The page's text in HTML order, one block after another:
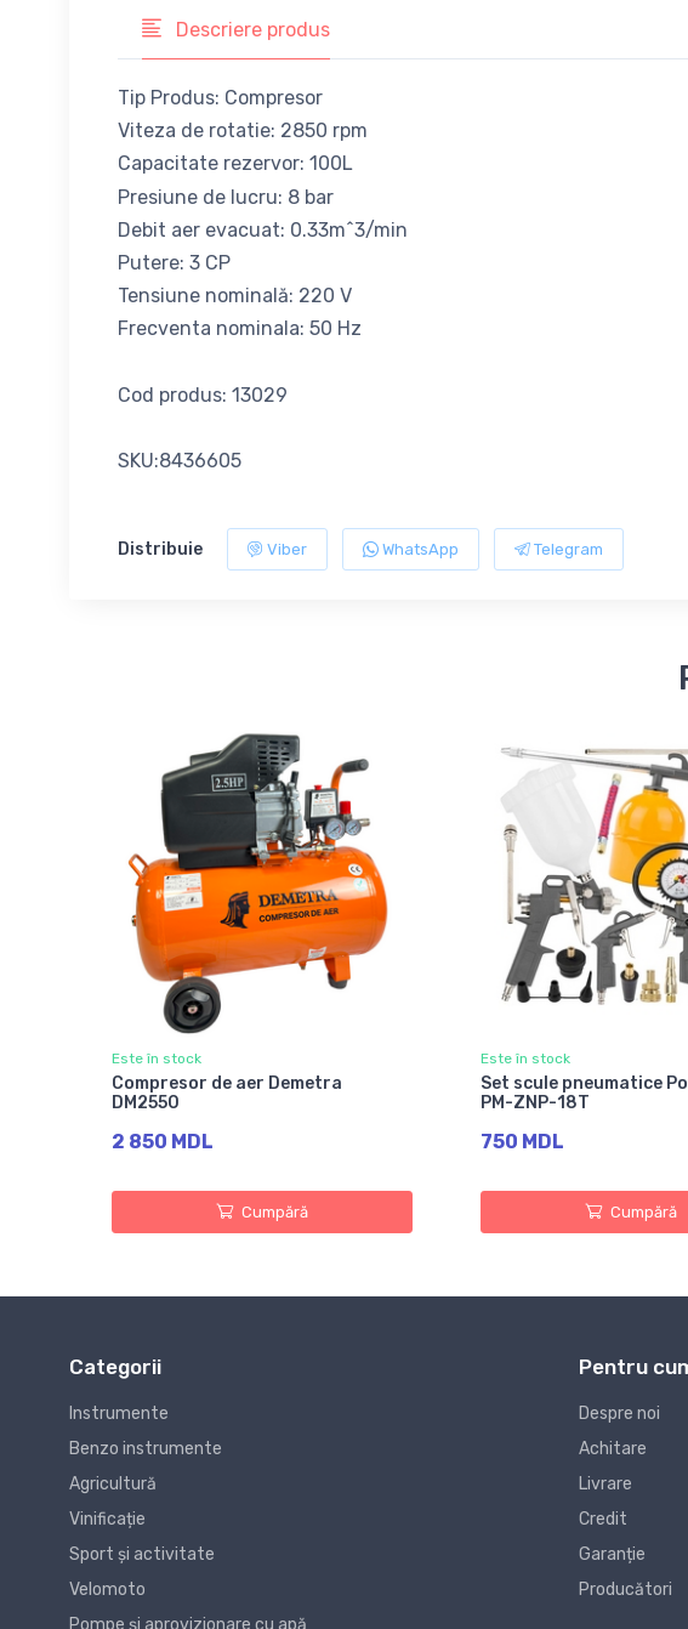
Descriere produs
Tip Produs: Compresor
Viteza de rotatie: 2850 rpm
Capacitate rezervor: 100L
Presiune de lucru: 8 bar
Debit aer evacuat: 0.33m^3/min
Putere: 3 CP
Tensiune nominală: 220 V
Frecventa nominala: 50 Hz
Cod produs: 13029
SKU:8436605
Distribuie Viber WhatsApp Telegram
Este în stock
Compresor de aer Demetra
DM2550
2 850 MDL
Cumpără
Este în stock
Set scule pneumatice
PM-ZNP-18T
750 MDL
Cumpără
Categorii
Instrumente
Benzo instrumente
Agricultură
Vinificație
Sport și activitate
Velomoto
Pompe și aprovizionare cu apă
Pentru
Despre noi
Achitare
Livrare
Credit
Garanție
Producători